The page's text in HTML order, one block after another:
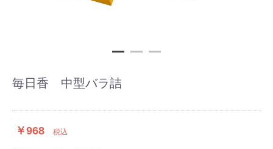
毎日香 中型バラ詰
￥968 税込